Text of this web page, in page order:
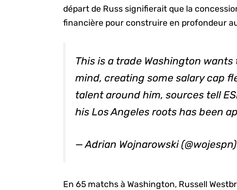
départ de Russ signifierait que la
financière pour construire en profondeur
This is a trade Washington
mind, creating some salary cap
talent around him, sources tell
his Los Angeles roots has been
— Adrian Wojnarowski
En 65 matchs à Washington, Russell